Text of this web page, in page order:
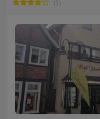
(1)